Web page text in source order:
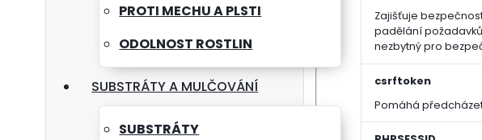
Zajišťuje
padělání
nezbytný pro
csrftoken
Pomáhá
PROTI MECHU A PLSTI
ODOLNOST ROSTLIN
SUBSTRÁTY A MULČOVÁNÍ
SUBSTRÁTY